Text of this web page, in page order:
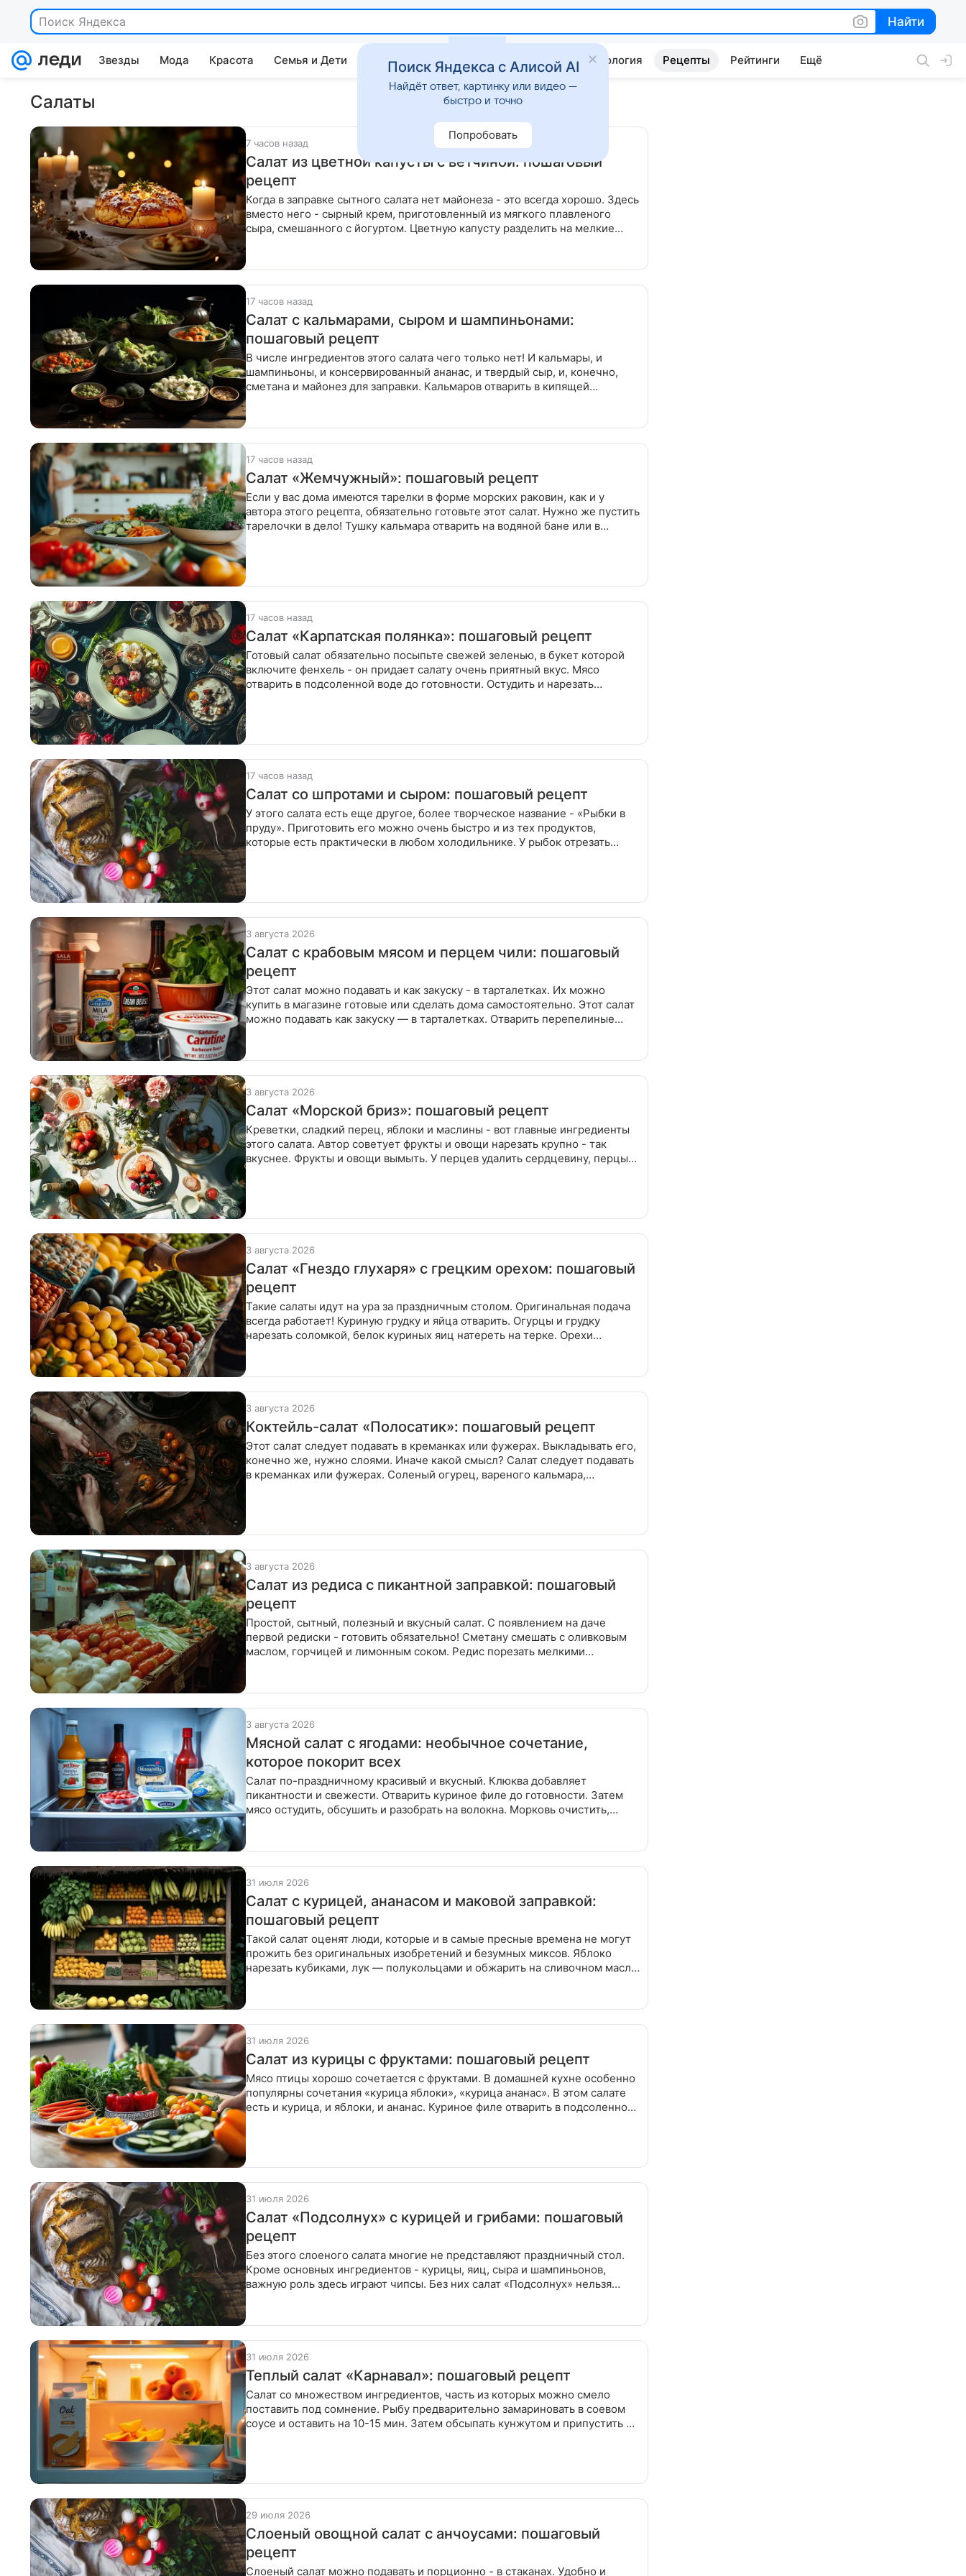
Поиск Яндекса Найти
Найти
Звезды Мода Красота Семья и Дети Дом Гороскопы Стиль жизни Психология Рецепты Рейтинги Ещё
Салаты
7 часов назад
Салат из цветной капусты с ветчиной: пошаговый
рецепт
Когда в заправке сытного салата нет майонеза - это всегда хорошо. Здесь
вместо него - сырный крем, приготовленный из мягкого плавленого
сыра, смешанного с йогуртом. Цветную капусту разделить на мелкие
17 часов назад
Салат с кальмарами, сыром и шампиньонами:
пошаговый рецепт
В числе ингредиентов этого салата чего только нет! И кальмары, и
шампиньоны, и консервированный ананас, и твердый сыр, и, конечно,
сметана и майонез для заправки. Кальмаров отварить в кипящей
17 часов назад
Салат «Жемчужный»: пошаговый рецепт
Если у вас дома имеются тарелки в форме морских раковин, как и у
автора этого рецепта, обязательно готовьте этот салат. Нужно же пустить
тарелочки в дело! Тушку кальмара отварить на водяной бане или в
17 часов назад
Салат «Карпатская полянка»: пошаговый рецепт
Готовый салат обязательно посыпьте свежей зеленью, в букет которой
включите фенхель - он придает салату очень приятный вкус. Мясо
отварить в подсоленной воде до готовности. Остудить и нарезать
17 часов назад
Салат со шпротами и сыром: пошаговый рецепт
У этого салата есть еще другое, более творческое название - «Рыбки в
пруду». Приготовить его можно очень быстро и из тех продуктов,
которые есть практически в любом холодильнике. У рыбок отрезать
3 августа 2026
Салат с крабовым мясом и перцем чили: пошаговый
рецепт
Этот салат можно подавать и как закуску - в тарталетках. Их можно
купить в магазине готовые или сделать дома самостоятельно. Этот салат
можно подавать как закуску — в тарталетках. Отварить перепелиные
3 августа 2026
Салат «Морской бриз»: пошаговый рецепт
Креветки, сладкий перец, яблоки и маслины - вот главные ингредиенты
этого салата. Автор советует фрукты и овощи нарезать крупно - так
вкуснее. Фрукты и овощи вымыть. У перцев удалить сердцевину, перцы
3 августа 2026
Салат «Гнездо глухаря» с грецким орехом: пошаговый
рецепт
Такие салаты идут на ура за праздничным столом. Оригинальная подача
всегда работает! Куриную грудку и яйца отварить. Огурцы и грудку
нарезать соломкой, белок куриных яиц натереть на терке. Орехи
3 августа 2026
Коктейль-салат «Полосатик»: пошаговый рецепт
Этот салат следует подавать в креманках или фужерах. Выкладывать его,
конечно же, нужно слоями. Иначе какой смысл? Салат следует подавать
в креманках или фужерах. Соленый огурец, вареного кальмара,
3 августа 2026
Салат из редиса с пикантной заправкой: пошаговый
рецепт
Простой, сытный, полезный и вкусный салат. С появлением на даче
первой редиски - готовить обязательно! Сметану смешать с оливковым
маслом, горчицей и лимонным соком. Редис порезать мелкими
3 августа 2026
Мясной салат с ягодами: необычное сочетание,
которое покорит всех
Салат по-праздничному красивый и вкусный. Клюква добавляет
пикантности и свежести. Отварить куриное филе до готовности. Затем
мясо остудить, обсушить и разобрать на волокна. Морковь очистить,
31 июля 2026
Салат с курицей, ананасом и маковой заправкой:
пошаговый рецепт
Такой салат оценят люди, которые и в самые пресные времена не могут
прожить без оригинальных изобретений и безумных миксов. Яблоко
нарезать кубиками, лук — полукольцами и обжарить на сливочном масле
31 июля 2026
Салат из курицы с фруктами: пошаговый рецепт
Мясо птицы хорошо сочетается с фруктами. В домашней кухне особенно
популярны сочетания «курица яблоки», «курица ананас». В этом салате
есть и курица, и яблоки, и ананас. Куриное филе отварить в подсоленной
31 июля 2026
Салат «Подсолнух» с курицей и грибами: пошаговый
рецепт
Без этого слоеного салата многие не представляют праздничный стол.
Кроме основных ингредиентов - курицы, яиц, сыра и шампиньонов,
важную роль здесь играют чипсы. Без них салат «Подсолнух» нельзя
31 июля 2026
Теплый салат «Карнавал»: пошаговый рецепт
Салат со множеством ингредиентов, часть из которых можно смело
поставить под сомнение. Рыбу предварительно замариновать в соевом
соусе и оставить на 10-15 мин. Затем обсыпать кунжутом и припустить на
29 июля 2026
Слоеный овощной салат с анчоусами: пошаговый
рецепт
Слоеный салат можно подавать и порционно - в стаканах. Удобно и
Поиск Яндекса с Алисой AI
Найдёт ответ, картинку или видео —
быстро и точно
Попробовать